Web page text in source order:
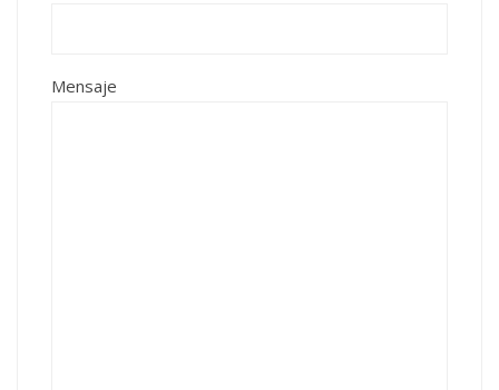
Mensaje